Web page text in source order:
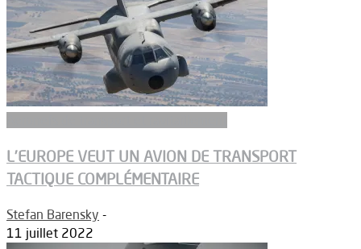
L’EUROPE VEUT UN AVION DE TRANSPORT
TACTIQUE COMPLÉMENTAIRE
Stefan Barensky -
11 juillet 2022